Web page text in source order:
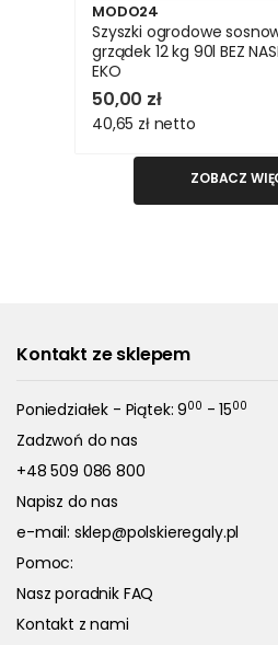
MODO24
Szyszki ogrodowe
grządek 12 kg 90l BEZ
EKO
50,00 zł
40,65 zł netto
ZOBACZ
Kontakt ze sklepem
Poniedziałek - Piątek: 900 - 1500
Zadzwoń do nas
+48 509 086 800
Napisz do nas
e-mail: sklep@polskieregaly.pl
Pomoc:
Nasz poradnik FAQ
Kontakt z nami